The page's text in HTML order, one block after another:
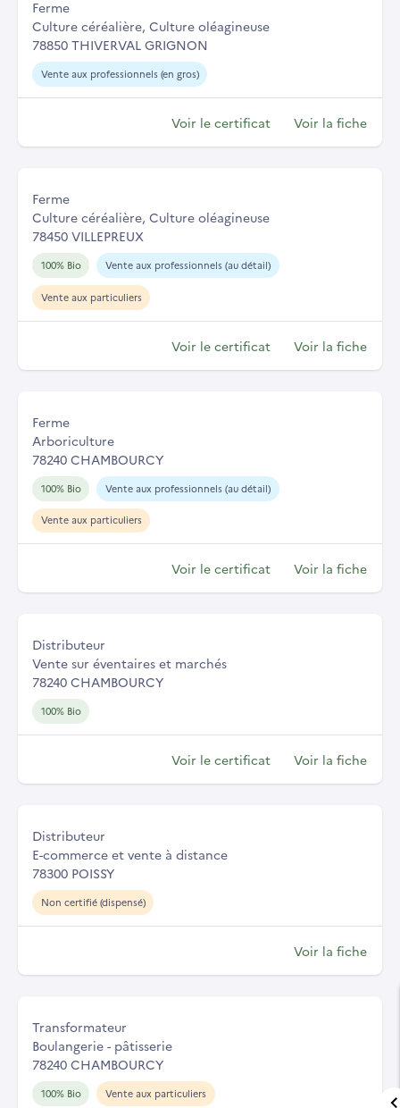
Ferme
Culture céréalière, Culture oléagineuse
78850 THIVERVAL GRIGNON
Vente aux professionnels (en gros)
Voir le certificat Voir la fiche
Ferme
Culture céréalière, Culture oléagineuse
78450 VILLEPREUX
100% Bio Vente aux professionnels (au détail)
Vente aux particuliers
Voir le certificat Voir la fiche
Ferme
Arboriculture
78240 CHAMBOURCY
100% Bio Vente aux professionnels (au détail)
Vente aux particuliers
Voir le certificat Voir la fiche
Distributeur
Vente sur éventaires et marchés
78240 CHAMBOURCY
100% Bio
Voir le certificat Voir la fiche
Distributeur
E-commerce et vente à distance
78300 POISSY
Non certifié (dispensé)
Voir la fiche
Transformateur
Boulangerie - pâtisserie
78240 CHAMBOURCY
100% Bio Vente aux particuliers